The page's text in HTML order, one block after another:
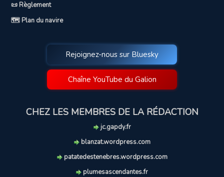
📜 Règlement
🗺️ Plan du navire
Rejoignez-nous sur Bluesky
Chaîne YouTube du Galion
CHEZ LES MEMBRES DE LA RÉDACTION
jc.gapdy.fr
blanzat.wordpress.com
patatedestenebres.wordpress.com
plumesascendantes.fr